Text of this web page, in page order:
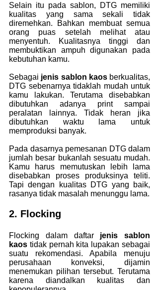
Selain itu pada sablon, DTG memiliki
kualitas yang sama sekali tidak
diremehkan. Bahkan membuat semua
orang puas setelah melihat atau
menyentuh. Kualitasnya tinggi dan
membuktikan ampuh digunakan pada
kebutuhan kamu.
Sebagai jenis sablon kaos berkualitas,
DTG sebenarnya tidaklah mudah untuk
kamu lakukan. Terutama disebabkan
dibutuhkan adanya print sampai
peralatan lainnya. Tidak heran jika
dibutuhkan waktu lama untuk
memproduksi banyak.
Pada dasarnya pemesanan DTG dalam
jumlah besar bukanlah sesuatu mudah.
Kamu harus memutuskan lebih lama
disebabkan proses produksinya teliti.
Tapi dengan kualitas DTG yang baik,
rasanya tidak masalah menunggu lama.
2. Flocking
Flocking dalam daftar jenis sablon
kaos tidak pernah kita lupakan sebagai
suatu rekomendasi. Apabila menuju
perusahaan konveksi, dijamin
menemukan pilihan tersebut. Terutama
karena diandalkan kualitas dan